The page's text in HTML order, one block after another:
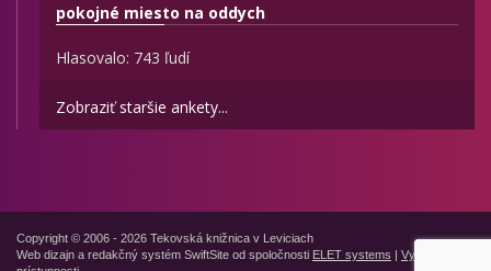
pokojné miesto na oddych
Hlasovalo: 743 ľudí
Zobraziť staršie ankety...
Copyright © 2006 - 2026 Tekovská knižnica v Leviciach
Web dizajn a redakčný systém SwiftSite od spoločnosti ELET systems | Vyhlásenie o